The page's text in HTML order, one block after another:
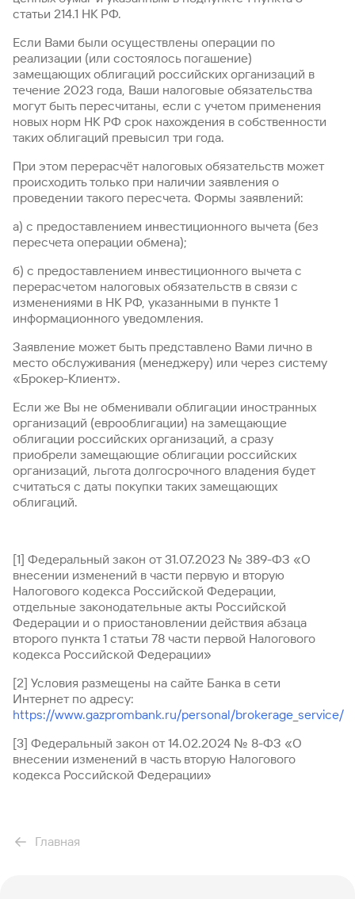
Быстрый
поиск
по
сайту
Вклады
статьи 214.1 НК РФ.
Если Вами были осуществлены операции по
реализации (или состоялось погашение)
замещающих облигаций российских организаций в
течение 2023 года, Ваши налоговые обязательства
могут быть пересчитаны, если с учетом применения
новых норм НК РФ срок нахождения в собственности
таких облигаций превысил три года.
При этом перерасчёт налоговых обязательств может
происходить только при наличии заявления о
проведении такого пересчета. Формы заявлений:
а) с предоставлением инвестиционного вычета (без
пересчета операции обмена);
б) с предоставлением инвестиционного вычета с
перерасчетом налоговых обязательств в связи с
изменениями в НК РФ, указанными в пункте 1
информационного уведомления.
Заявление может быть представлено Вами лично в
место обслуживания (менеджеру) или через систему
«Брокер-Клиент».
Если же Вы не обменивали облигации иностранных
организаций (еврооблигации) на замещающие
облигации российских организаций, а сразу
приобрели замещающие облигации российских
организаций, льгота долгосрочного владения будет
считаться с даты покупки таких замещающих
облигаций.
[1] Федеральный закон от 31.07.2023 № 389-ФЗ «О
внесении изменений в части первую и вторую
Налогового кодекса Российской Федерации,
отдельные законодательные акты Российской
Федерации и о приостановлении действия абзаца
второго пункта 1 статьи 78 части первой Налогового
кодекса Российской Федерации»
[2] Условия размещены на сайте Банка в сети
Интернет по адресу:
https://www.gazprombank.ru/personal/brokerage_service/
[3] Федеральный закон от 14.02.2024 № 8-ФЗ «О
внесении изменений в часть вторую Налогового
кодекса Российской Федерации»
Главная